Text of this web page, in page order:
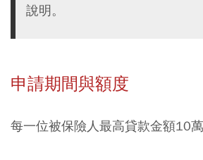
說明。
申請期間與額度
每一位被保險人最高貸款金額10